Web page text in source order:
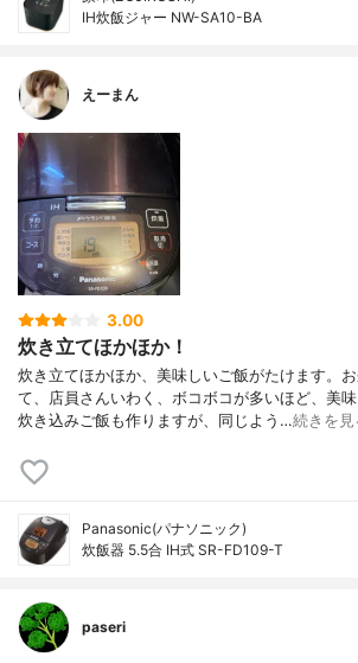
IH炊飯ジャー NW-SA10-BA
えーまん
3.00
炊き立てほかほか！
炊き立てほかほか、美味しいご飯がたけます。
て、店員さんいわく、ボコボコが多いほど、美
炊き込みご飯も作りますが、同じよう…続きを見
Panasonic(パナソニック)
炊飯器 5.5合 IH式 SR-FD109-T
paseri